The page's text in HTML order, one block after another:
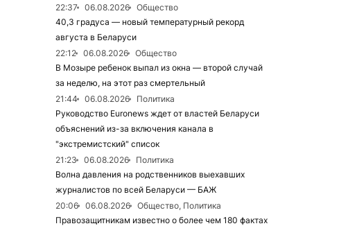
22:37
06.08.2026
Общество
40,3 градуса — новый температурный рекорд
августа в Беларуси
22:12
06.08.2026
Общество
В Мозыре ребенок выпал из окна — второй случай
за неделю, на этот раз смертельный
21:44
06.08.2026
Политика
Руководство Euronews ждет от властей Беларуси
объяснений из-за включения канала в
"экстремистский" список
21:23
06.08.2026
Политика
Волна давления на родственников выехавших
журналистов по всей Беларуси — БАЖ
20:06
06.08.2026
Общество, Политика
Правозащитникам известно о более чем 180 фактах